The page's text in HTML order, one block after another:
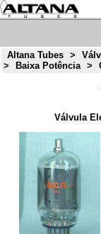
Altana Tubes >
>
Baixa Potência >
Válvula